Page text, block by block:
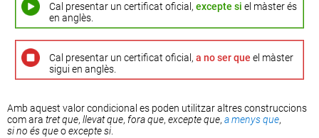
Cal presentar un certificat oficial,excepte si el màster és
en anglès.
Cal presentar un certificat oficial,a no ser que el màster
sigui en anglès.
Amb aquest valor condicional es poden utilitzar altres construccions
com ara tret que, llevat que, fora que, excepte que, a menys que,
si no és queoexcepte si.